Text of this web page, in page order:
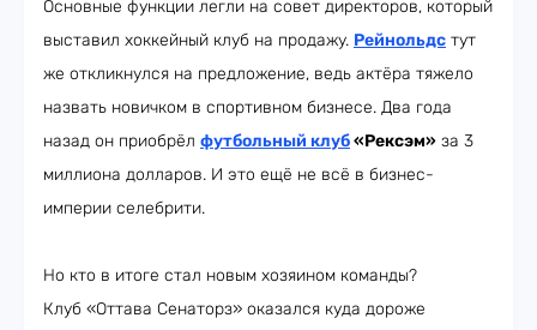
Основные функции легли на совет директоров, который
выставил хоккейный клуб на продажу. Рейнольдс тут
же откликнулся на предложение, ведь актёра тяжело
назвать новичком в спортивном бизнесе. Два года
назад он приобрёл футбольный клуб«Рексэм» за 3
миллиона долларов. И это ещё не всё в бизнес-
империи селебрити.
Но кто в итоге стал новым хозяином команды?
Клуб «Оттава Сенаторз» оказался куда дороже